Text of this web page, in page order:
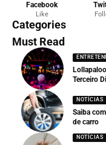
Facebook
Like
Categories
Must Read
Terceiro
NOTÍCIAS
Saiba
de carro
NOTÍCIAS